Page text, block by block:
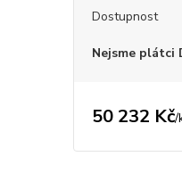
Dostupnost
Nejsme plátci
50 232 Kč/